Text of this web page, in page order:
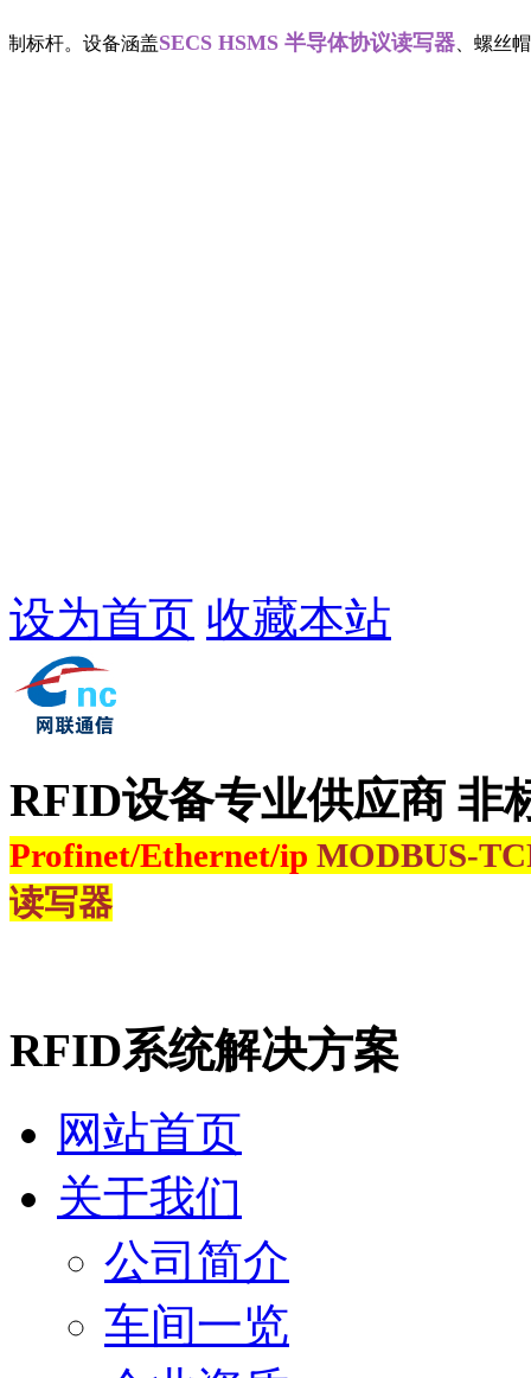
。设备涵盖SECS HSMS 半导体协议读写器、螺丝帽工业
设为首页 收藏本站
RFID设备专业供应商 非
Profinet/Ethernet/ip MODBUS-
读写器
RFID系统解决方案
网站首页
关于我们
公司简介
车间一览